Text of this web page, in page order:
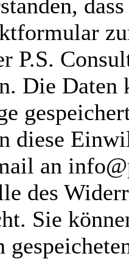
P.S.
Die Daten
diese
an
des
Sie